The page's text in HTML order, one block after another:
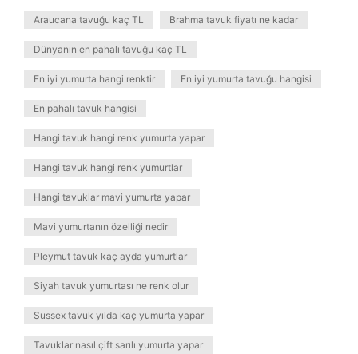
Araucana tavuğu kaç TL Brahma tavuk fiyatı ne kadar
Dünyanın en pahalı tavuğu kaç TL
En iyi yumurta hangi renktir En iyi yumurta tavuğu hangisi
En pahalı tavuk hangisi
Hangi tavuk hangi renk yumurta yapar
Hangi tavuk hangi renk yumurtlar
Hangi tavuklar mavi yumurta yapar
Mavi yumurtanın özelliği nedir
Pleymut tavuk kaç ayda yumurtlar
Siyah tavuk yumurtası ne renk olur
Sussex tavuk yılda kaç yumurta yapar
Tavuklar nasıl çift sarılı yumurta yapar